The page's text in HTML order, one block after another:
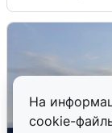
На
cookie-